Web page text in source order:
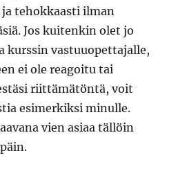
tehokkaasti ilman
Jos kuitenkin olet jo
kurssin vastuuopettajalle,
ei ole reagoitu tai
riittämätöntä, voit
esimerkiksi minulle.
vien asiaa tällöin